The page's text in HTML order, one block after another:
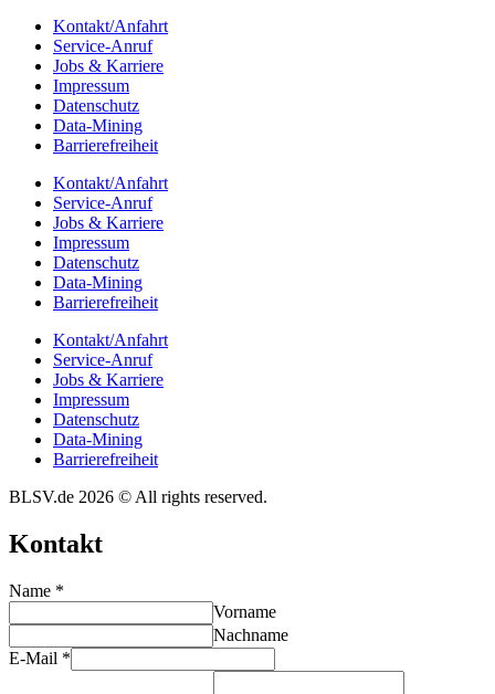
Kontakt/​​Anfahrt
Service-Anruf
Jobs & Karriere
Impres­sum
Daten­schutz
Data-Mining
Barrie­re­frei­heit
Kontakt/​​Anfahrt
Service-Anruf
Jobs & Karriere
Impres­sum
Daten­schutz
Data-Mining
Barrie­re­frei­heit
Kontakt/​​Anfahrt
Service-Anruf
Jobs & Karriere
Impres­sum
Daten­schutz
Data-Mining
Barrie­re­frei­heit
BLSV.de 2026 © All rights reserved.
Kontakt
Name *
Vorname
Nachname
E-Mail *